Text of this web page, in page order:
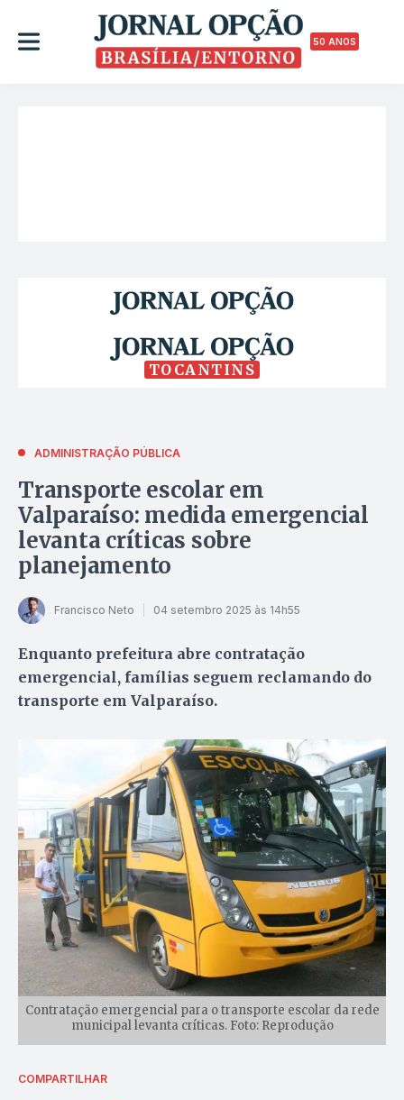
50 ANOS
TOCANTINS
ADMINISTRAÇÃO PÚBLICA
Transporte escolar em
Valparaíso: medida emergencial
levanta críticas sobre
planejamento
Francisco Neto 04 setembro 2025 às 14h55
Enquanto prefeitura abre contratação
emergencial, famílias seguem reclamando do
transporte em Valparaíso.
Contratação emergencial para o transporte escolar da rede
municipal levanta críticas. Foto: Reprodução
COMPARTILHAR